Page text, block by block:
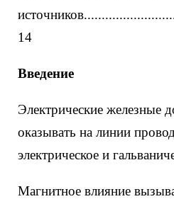
14
Введение
Электрические железные
оказывать на линии
электрическое и
Магнитное влияние